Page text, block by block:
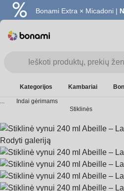
Bonami Extra × Micadoni |
Kategorijos Kambariai
...
Indai gėrimams
Stiklinės
Rodyti galeriją